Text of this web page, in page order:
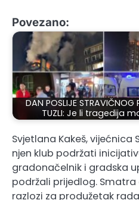
Povezano:
DAN POSLIJE STRAVIČNOG
TUZLI: Je li tragedija
Svjetlana Kakeš, vijećnica
njen klub podržati
gradonačelnik i gradska
podržali prijedlog.
razlozi za produžetak